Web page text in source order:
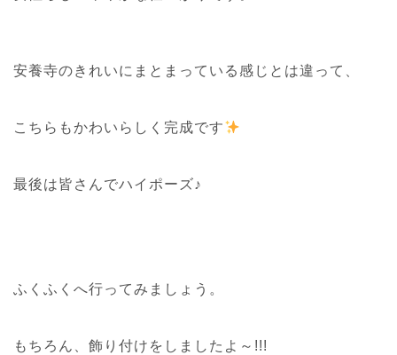
安養寺のきれいにまとまっている感じとは違って、
こちらもかわいらしく完成です
最後は皆さんでハイポーズ♪
ふくふくへ行ってみましょう。
もちろん、飾り付けをしましたよ～!!!